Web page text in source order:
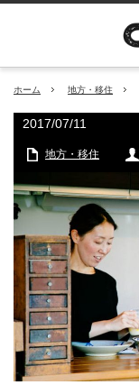
ホーム 地方・移住
2017/07/11
地方・移住